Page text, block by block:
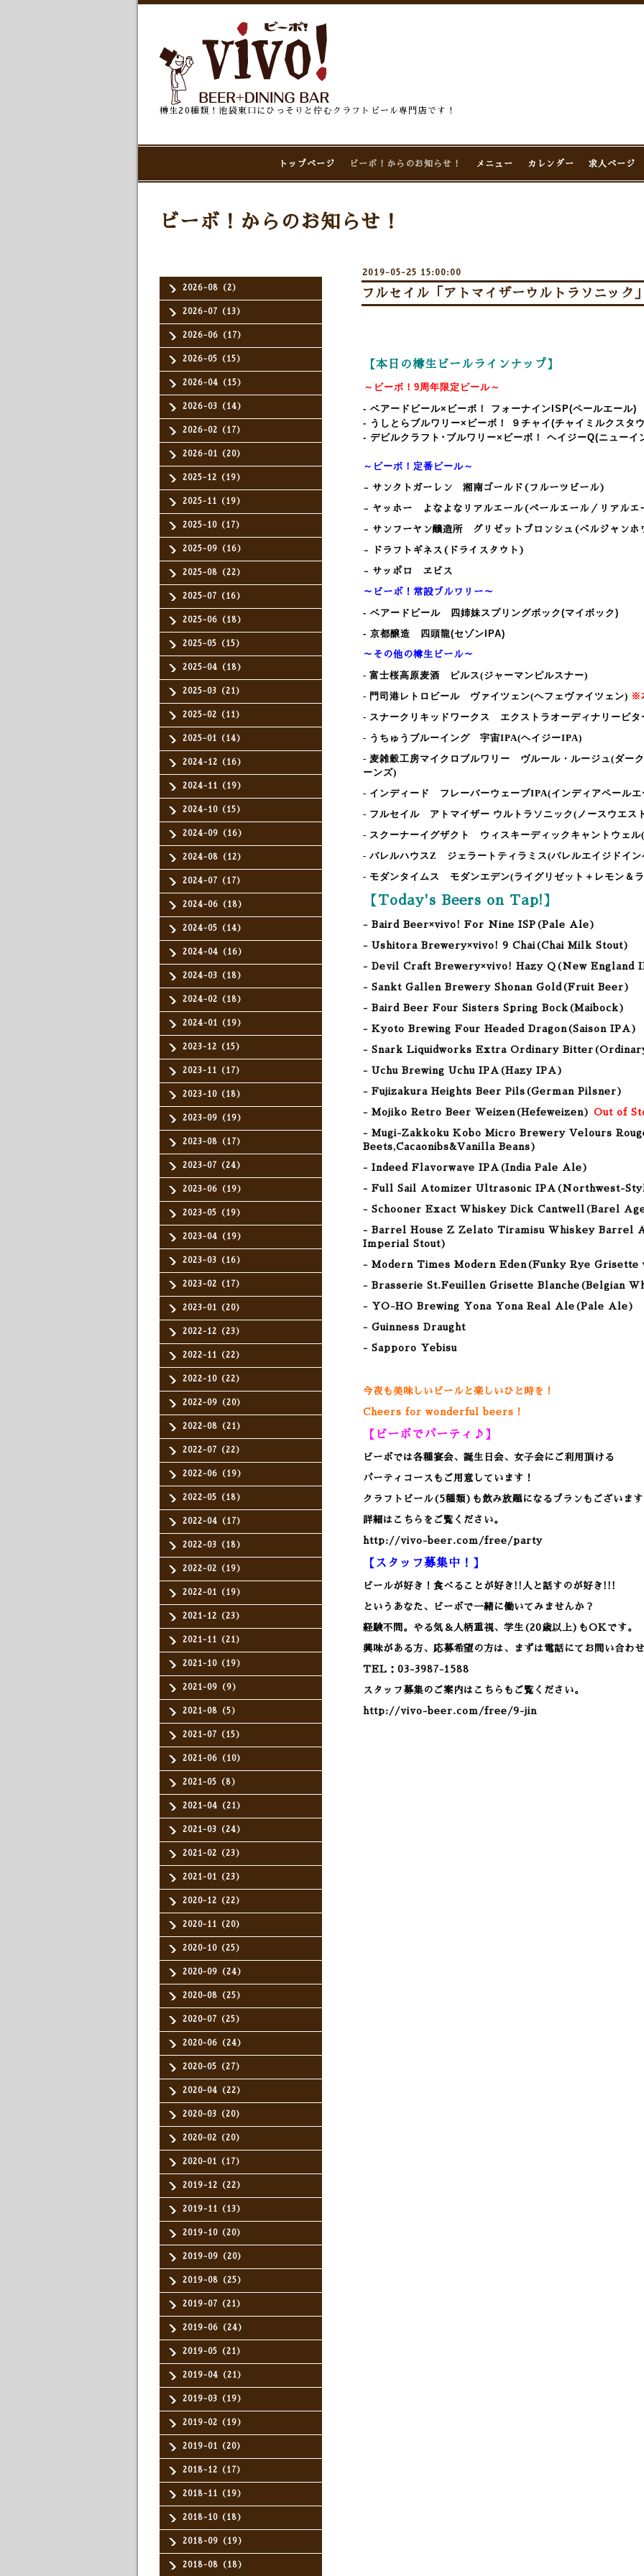
樽生20種類！池袋東口にひっそりと佇むクラフトビール専門店です！
トップページ ビーボ！からのお知らせ！ メニュー カレンダー 求人ページ
2026-08（2）
2026-07（13）
2026-06（17）
2026-05（15）
2026-04（15）
2026-03（14）
2026-02（17）
2026-01（20）
2025-12（19）
2025-11（19）
2025-10（17）
2025-09（16）
2025-08（22）
2025-07（16）
2025-06（18）
2025-05（15）
2025-04（18）
2025-03（21）
2025-02（11）
2025-01（14）
2024-12（16）
2024-11（19）
2024-10（15）
2024-09（16）
2024-08（12）
2024-07（17）
2024-06（18）
2024-05（14）
2024-04（16）
2024-03（18）
2024-02（18）
2024-01（19）
2023-12（15）
2023-11（17）
2023-10（18）
2023-09（19）
2023-08（17）
2023-07（24）
2023-06（19）
2023-05（19）
2023-04（19）
2023-03（16）
2023-02（17）
2023-01（20）
2022-12（23）
2022-11（22）
2022-10（22）
2022-09（20）
2022-08（21）
2022-07（22）
2022-06（19）
2022-05（18）
2022-04（17）
2022-03（18）
2022-02（19）
2022-01（19）
2021-12（23）
2021-11（21）
2021-10（19）
2021-09（9）
2021-08（5）
2021-07（15）
2021-06（10）
2021-05（8）
2021-04（21）
2021-03（24）
2021-02（23）
2021-01（23）
2020-12（22）
2020-11（20）
2020-10（25）
2020-09（24）
2020-08（25）
2020-07（25）
2020-06（24）
2020-05（27）
2020-04（22）
2020-03（20）
2020-02（20）
2020-01（17）
2019-12（22）
2019-11（13）
2019-10（20）
2019-09（20）
2019-08（25）
2019-07（21）
2019-06（24）
2019-05（21）
2019-04（21）
2019-03（19）
2019-02（19）
2019-01（20）
2018-12（17）
2018-11（19）
2018-10（18）
2018-09（19）
2018-08（18）
ビーボ！からのお知らせ！
2019-05-25 15:00:00
フルセイル「アトマイザーウルトラソニック
【本日の樽生ビールラインナップ】
～ビーボ！ 9周年限定ビール～
- ベアードビール×ビーボ！ フォーナインISP(ペールエール)
- うしとらブルワリー×ビーボ！ ９チャイ(チャイミルクスタ
- デビルクラフト･ブルワリー×ビーボ！ ヘイジーQ(ニューイ
～ビーボ！定番ビール～
- サンクトガーレン 湘南ゴールド(フルーツビール)
- ヤッホー よなよなリアルエール(ペールエール／リアルエ
- サンフーヤン醸造所 グリゼットブロンシュ(ベルジャンホ
- ドラフトギネス(ドライスタウト)
- サッポロ ヱビス
～ビーボ！常設ブルワリー～
- ベアードビール 四姉妹スプリングボック(マイボック)
- 京都醸造 四頭龍(セゾンIPA)
～その他の樽生ビール～
- 富士桜高原麦酒 ピルス(ジャーマンピルスナー)
- 門司港レトロビール ヴァイツェン(ヘフェヴァイツェン) ※
- スナークリキッドワークス エクストラオーディナリービタ
- うちゅうブルーイング 宇宙IPA(ヘイジーIPA)
- 麦雑穀工房マイクロブルワリー ヴルール・ルージュ(ダー
ーンズ)
- インディード フレーバーウェーブIPA(インディアペール
- フルセイル アトマイザー ウルトラソニック(ノースウエス
- スクーナーイグザクト ウィスキーディックキャントウェル
- バレルハウスZ ジェラートティラミス(バレルエイジドイ
- モダンタイムス モダンエデン(ライグリゼット＋レモン＆
【Today's Beers on Tap!】
- Baird Beer×vivo! For Nine ISP(Pale Ale)
- Ushitora Brewery×vivo! 9 Chai(Chai Milk Stout)
- Devil Craft Brewery×vivo! Hazy Q(New England
- Sankt Gallen Brewery Shonan Gold(Fruit Beer)
- Baird Beer Four Sisters Spring Bock(Maibock)
- Kyoto Brewing Four Headed Dragon(Saison IPA)
- Snark Liquidworks Extra Ordinary Bitter (
- Uchu Brewing Uchu IPA (Hazy IPA)
- Fujizakura Heights Beer Pils(German Pilsner)
- Mojiko Retro Beer Weizen(Hefeweizen) Out of
- Mugi-Zakkoku Kobo Micro Brewery Velours
Beets,Cacaonibs&Vanilla Beans)
- Indeed Flavorwave IPA(India Pale Ale)
- Full Sail Atomizer Ultrasonic IPA(Northwest-
- Schooner Exact Whiskey Dick Cantwell(Barel
- Barrel House Z Zelato Tiramisu Whiskey Barrel
Imperial Stout)
- Modern Times Modern Eden(Funky Rye
- Brasserie St.Feuillen Grisette Blanche(Belgian
- YO-HO Brewing Yona Yona Real Ale(Pale Ale)
- Guinness Draught
- Sapporo Yebisu
今夜も美味しいビールと楽しいひと時を！
Cheers for wonderful beers！
【ビーボでパーティ♪】
ビーボでは各種宴会、誕生日会、女子会にご利用頂ける
パーティコースもご用意しています！
クラフトビール(5種類)も飲み放題になるプランもございま
詳細はこちらをご覧ください。
http://vivo-beer.com/free/party
【スタッフ募集中！】
ビールが好き！食べることが好き!!人と話すのが好き!!!
というあなた、ビーボで一緒に働いてみませんか？
経験不問。やる気＆人柄重視、学生(20歳以上)もOKです。
興味がある方、応募希望の方は、まずは電話にてお問い合わ
TEL：03-3987-1588
スタッフ募集のご案内はこちらもご覧ください。
http://vivo-beer.com/free/9-jin